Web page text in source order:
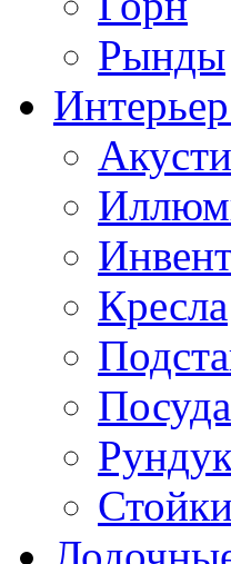
Рынды
Кресла
Посуда
Рундук